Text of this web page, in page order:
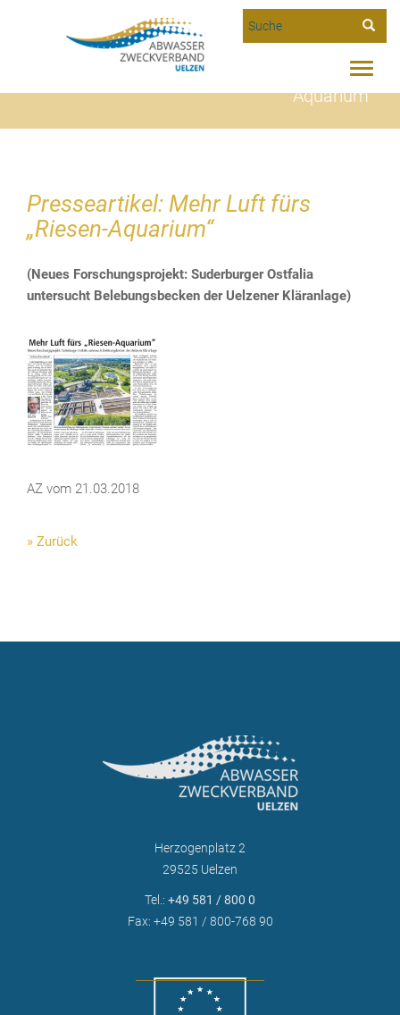
Suche
Toggle
Presseartikel: Mehr Luft fürs „Riesen-
Aquarium“
Presseartikel: Mehr Luft fürs
„Riesen-Aquarium“
(Neues Forschungsprojekt: Suderburger Ostfalia
untersucht Belebungsbecken der Uelzener Kläranlage)
AZ vom 21.03.2018
» Zurück
Herzogenplatz 2
29525 Uelzen
Tel.: +49 581 / 800 0
Fax: +49 581 / 800-768 90